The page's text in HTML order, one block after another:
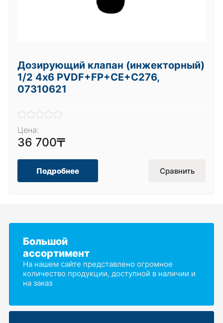
Дозирующий клапан (инжекторный)
1/2 4х6 PVDF+FP+CE+C276,
07310621
Цена:
36 700
Подробнее Сравнить
Большой
ассортимент
На нашем сайте представлено огромное
количество продукции, доступной в наличии и
на заказ